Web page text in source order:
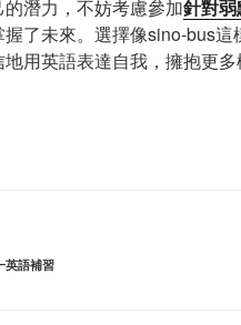
潛力，不妨考慮參加針對
了未來。選擇像sino-bus
用英語表達自我，擁抱更多
英語補習